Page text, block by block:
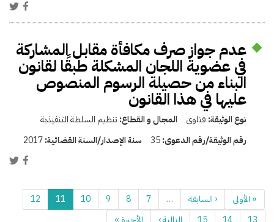
عدم جواز صرف مكافأة مقابل المشاركة
في عضوية اللجان المشكلة طبقًا لقانون
البناء من حصيلة الرسوم المنصوص
عليها في هذا القانون
نوع الوثيقة: فتاوى المجال و القطاع: تنظيم السلطة التنفيذية
رقم الوثيقة/رقم الدعوى:35 سنة الإصدار/السنة القضائية:2017
« الأولى ‹ السابقة …
7
8
9
10
11
12